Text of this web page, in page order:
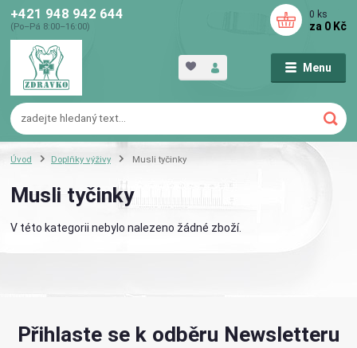
Menu
+421 948 942 644
(Po–Pá 8:00–16:00)
0 ks
za 0 Kč
Úvod Doplňky výživy Musli tyčinky
Musli tyčinky
V této kategorii nebylo nalezeno žádné zboží.
Přihlaste se k odběru Newsletteru